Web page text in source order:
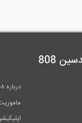
808
درباره ۸۰۸
اپلیکیشن